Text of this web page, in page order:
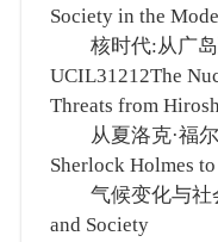
Society in the
核时代:从广岛
UCIL31212The
Threats from
从夏洛克·福尔
Sherlock Holmes to
气候变化与社会
and Society